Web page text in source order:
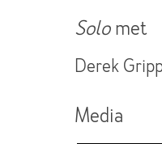
Solomet
Derek
Media